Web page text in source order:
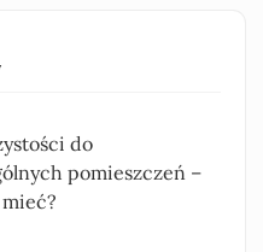
do
pomieszczeń –